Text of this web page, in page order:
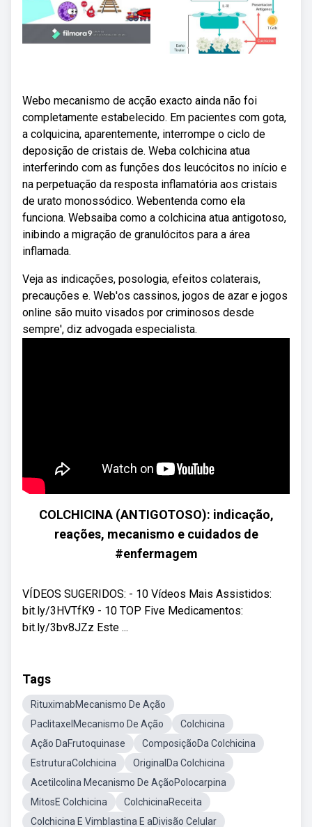
Webo mecanismo de acção exacto ainda não foi
completamente estabelecido. Em pacientes com gota,
a colquicina, aparentemente, interrompe o ciclo de
deposição de cristais de. Weba colchicina atua
interferindo com as funções dos leucócitos no início e
na perpetuação da resposta inflamatória aos cristais
de urato monossódico. Webentenda como ela
funciona. Websaiba como a colchicina atua antigotoso,
inibindo a migração de granulócitos para a área
inflamada.
Veja as indicações, posologia, efeitos colaterais,
precauções e. Web'os cassinos, jogos de azar e jogos
online são muito visados por criminosos desde
sempre', diz advogada especialista.
COLCHICINA (ANTIGOTOSO): indicação,
reações, mecanismo e cuidados de
#enfermagem
VÍDEOS SUGERIDOS: - 10 Vídeos Mais Assistidos:
bit.ly/3HVTfK9 - 10 TOP Five Medicamentos:
bit.ly/3bv8JZz Este ...
Tags
RituximabMecanismo De Ação
PaclitaxelMecanismo De Ação
Colchicina
Ação DaFrutoquinase
ComposiçãoDa Colchicina
EstruturaColchicina
OriginalDa Colchicina
Acetilcolina Mecanismo De AçãoPolocarpina
MitosE Colchicina
ColchicinaReceita
Colchicina E Vimblastina E aDivisão Celular